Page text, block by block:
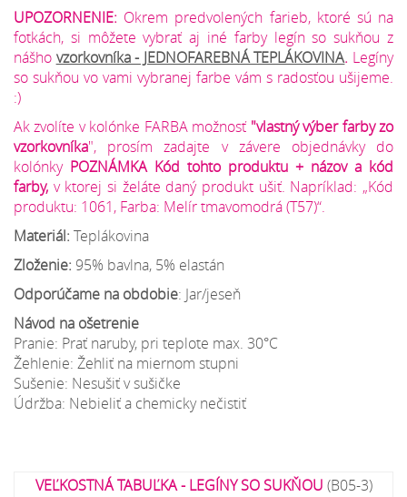
UPOZORNENIE: Okrem predvolených farieb, ktoré sú na
fotkách, si môžete vybrať aj iné farby legín so sukňou z
nášho vzorkovníka - JEDNOFAREBNÁ TEPLÁKOVINA. Legíny
so sukňou vo vami vybranej farbe vám s radosťou ušijeme.
:)
Ak zvolíte v kolónke FARBA možnosť "vlastný výber farby zo
vzorkovníka", prosím zadajte v závere objednávky do
kolónky POZNÁMKA Kód tohto produktu + názov a kód
farby, v ktorej si želáte daný produkt ušiť. Napríklad: „Kód
produktu: 1061, Farba: Melír tmavomodrá (T57)“.
Materiál: Teplákovina
Zloženie: 95% bavlna, 5% elastán
Odporúčame na obdobie: Jar/jeseň
Návod na ošetrenie
Pranie: Prať naruby, pri teplote max. 30°C
Žehlenie: Žehliť na miernom stupni
Sušenie: Nesušiť v sušičke
Údržba: Nebieliť a chemicky nečistiť
VEĽKOSTNÁ TABUĽKA - LEGÍNY SO SUKŇOU (B05-3)